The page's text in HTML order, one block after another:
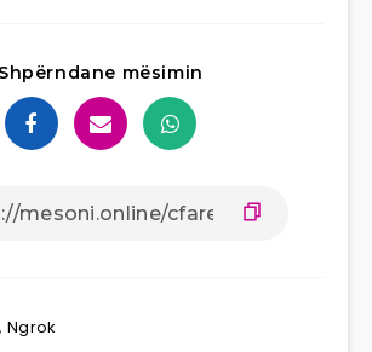
Shpërndane mësimin
, Ngrok